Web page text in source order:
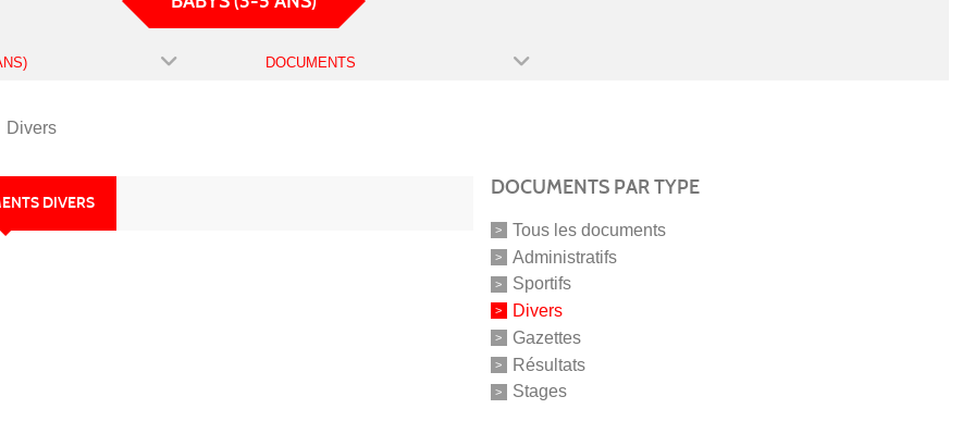
DOCUMENTS
Divers
DIVERS
DOCUMENTS PAR TYPE
Tous les documents
Administratifs
Sportifs
Divers
Gazettes
Résultats
Stages